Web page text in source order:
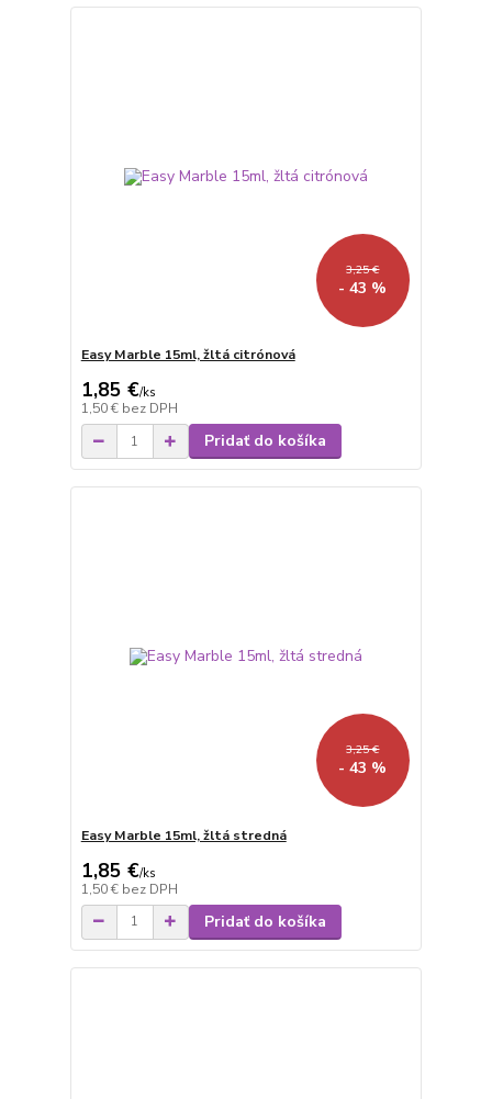
3,25 €
- 43 %
Easy Marble 15ml, žltá citrónová
1,85 €/ks
1,50 € bez DPH
Pridať do košíka
3,25 €
- 43 %
Easy Marble 15ml, žltá stredná
1,85 €/ks
1,50 € bez DPH
Pridať do košíka